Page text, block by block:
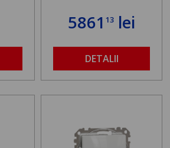
586113 lei
DETALII